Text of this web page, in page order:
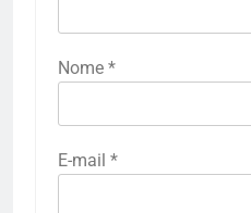
Nome *
E-mail *